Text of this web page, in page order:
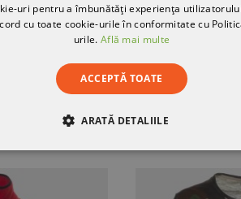
uri pentru a îmbunătăți experiența
cu toate cookie-urile în conformitate cu
urile. Află mai multe
ACCEPTĂ TOATE
ARATĂ DETALIILE
PERFORMANȚĂ DE TARGETARE